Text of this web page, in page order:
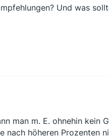
Und was
man m. E. ohnehin kein
nach höheren Prozenten